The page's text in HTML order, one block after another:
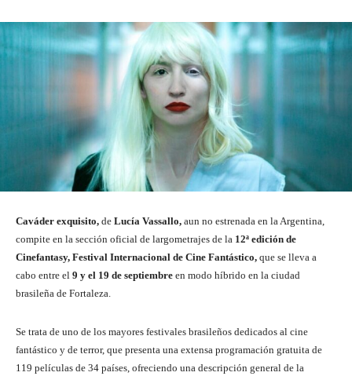
Caváder exquisito, de Lucía Vassallo, aun no estrenada en la Argentina,
compite en la sección oficial de largometrajes de la 12ª edición de
Cinefantasy, Festival Internacional de Cine Fantástico, que se lleva a
cabo entre el 9 y el 19 de septiembre en modo híbrido en la ciudad
brasileña de Fortaleza.
Se trata de uno de los mayores festivales brasileños dedicados al cine
fantástico y de terror, que presenta una extensa programación gratuita de
119 películas de 34 países, ofreciendo una descripción general de la